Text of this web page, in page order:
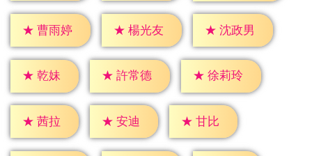
★ 曹雨婷 ★ 楊光友 ★ 沈政男
★ 乾妹 ★ 許常德 ★ 徐莉玲
★ 茜拉 ★ 安迪 ★ 甘比